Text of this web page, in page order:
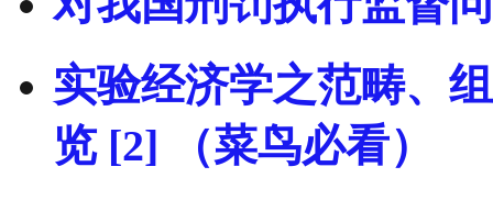
实验经济学之范畴、
览 [2] （菜鸟必看）